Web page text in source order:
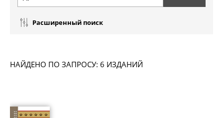
Расширенный поиск
НАЙДЕНО ПО ЗАПРОСУ: 6 ИЗДАНИЙ